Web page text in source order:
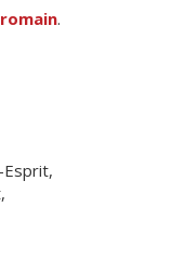
.
Esprit,